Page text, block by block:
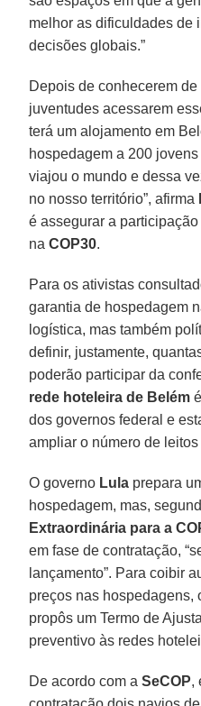
melhor as dificuldades de
decisões globais.”
Depois de conhecerem
juventudes acessarem
terá um alojamento em
hospedagem a 200
viajou o mundo e dessa
no nosso território”, afirma
é assegurar a
naCOP30.
Para os ativistas
garantia de hospedagem
logística, mas também
definir, justamente,
poderão participar da
rede hoteleira de Belém
dos governos federal e
ampliar o número de
O governo Lula prepara
hospedagem, mas,
Extraordinária para a
em fase de contratação,
lançamento”. Para coibir
preços nas hospedagens,
propôs um Termo de
preventivo às redes
De acordo com aSeCOP,